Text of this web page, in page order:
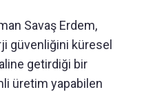
Savaş Erdem,
güvenliğini küresel
getirdiği bir
üretim yapabilen